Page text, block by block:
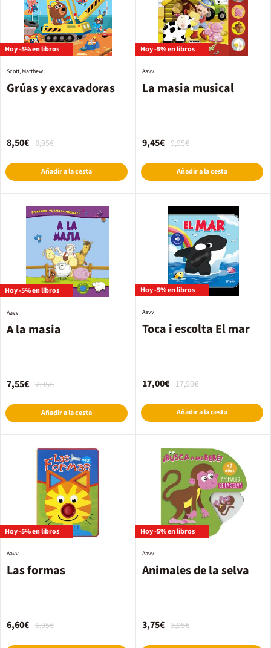
Hoy -5% en libros
Grúas y excavadoras
Scott, Matthew
8,95€
8,50€
Añadir a la cesta
Hoy -5% en libros
La masia musical
Aavv
9,95€
9,45€
Añadir a la cesta
Hoy -5% en libros
A la masia
Aavv
7,95€
7,55€
Añadir a la cesta
Hoy -5% en libros
Toca i escolta El mar
Aavv
17,90€
17,00€
Añadir a la cesta
Hoy -5% en libros
Las formas
Aavv
6,95€
6,60€
Hoy -5% en libros
Animales de la selva
Aavv
3,95€
3,75€